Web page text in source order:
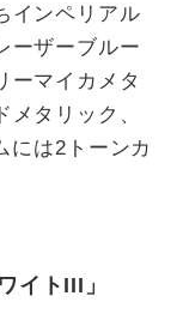
インペリアル
ーザーブルー
ーマイカメタ
タリック、
には2トーンカ
イトIII」